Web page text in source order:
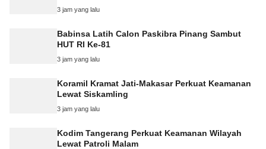
3 jam yang lalu
Babinsa Latih Calon Paskibra Pinang Sambut
HUT RI Ke-81
3 jam yang lalu
Koramil Kramat Jati-Makasar Perkuat Keamanan
Lewat Siskamling
3 jam yang lalu
Kodim Tangerang Perkuat Keamanan Wilayah
Lewat Patroli Malam